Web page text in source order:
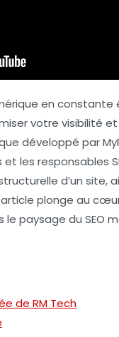
en constante
votre visibilité
développé par
les responsables
d’un site,
plonge au
paysage du SEO
de RM Tech